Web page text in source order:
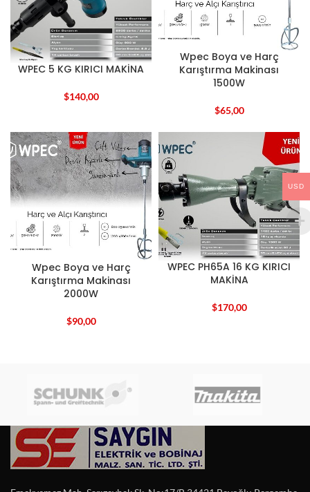
WPEC 5 KG KIRICI MAKİNA
$140,00
Wpec Boya ve Harç
Karıştırma Makinası
1500W
$65,00
Wpec Boya ve Harç
Karıştırma Makinası
2000W
$90,00
WPEC PH65A 16 KG KIRICI
MAKİNA
$170,00
USD